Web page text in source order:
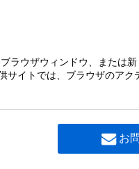
ラウザウィンドウ、または新
サイトでは、ブラウザのア
お